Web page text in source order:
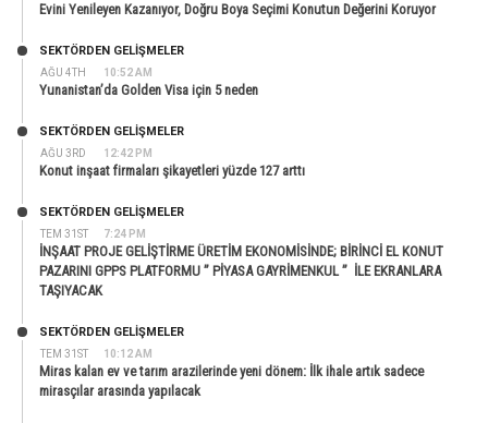
Evini Yenileyen Kazanıyor, Doğru Boya Seçimi Konutun Değerini Koruyor
AĞU 4TH 10:52 AM
SEKTÖRDEN GELIŞMELER
Yunanistan’da Golden Visa için 5 neden
AĞU 3RD 12:42 PM
SEKTÖRDEN GELIŞMELER
Konut inşaat firmaları şikayetleri yüzde 127 arttı
TEM 31ST 7:24 PM
SEKTÖRDEN GELIŞMELER
İNŞAAT PROJE GELİŞTİRME ÜRETİM EKONOMİSİNDE; BİRİNCİ EL KONUT
PAZARINI GPPS PLATFORMU ” PİYASA GAYRİMENKUL ” İLE EKRANLARA
TAŞIYACAK
TEM 31ST 10:12 AM
SEKTÖRDEN GELIŞMELER
Miras kalan ev ve tarım arazilerinde yeni dönem: İlk ihale artık sadece
mirasçılar arasında yapılacak